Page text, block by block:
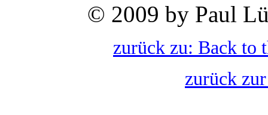
© 2009 by Paul
zurück zu: Back to
zurück